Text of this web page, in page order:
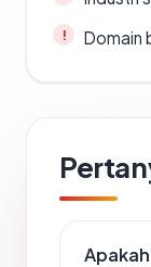
Domain